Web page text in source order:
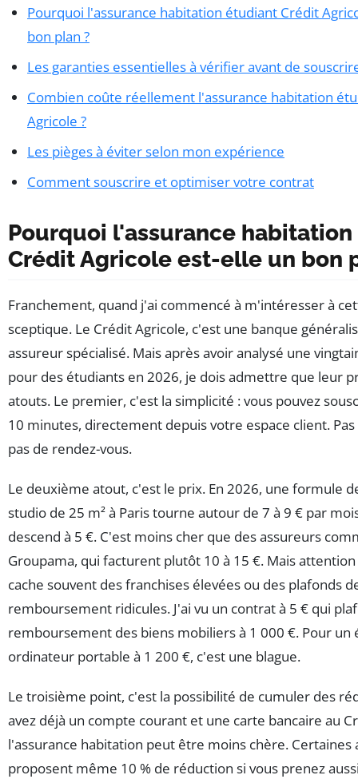
Pourquoi l'assurance habitation étudiant Crédit
bon plan ?
Les garanties essentielles à vérifier avant de
Combien coûte réellement l'assurance habitation
Agricole ?
Les pièges à éviter selon mon expérience
Comment souscrire et optimiser votre contrat
Pourquoi l'assurance
Crédit Agricole est-elle un bon
Franchement, quand j'ai commencé à m'intéresser à
sceptique. Le Crédit Agricole, c'est une banque
assureur spécialisé. Mais après avoir analysé une
pour des étudiants en 2026, je dois admettre que leur
atouts. Le premier, c'est la simplicité : vous pouvez
10 minutes, directement depuis votre espace client.
pas de rendez-vous.
Le deuxième atout, c'est le prix. En 2026, une formule
studio de 25 m² à Paris tourne autour de 7 à 9 € par
descend à 5 €. C'est moins cher que des assureurs
Groupama, qui facturent plutôt 10 à 15 €. Mais
cache souvent des franchises élevées ou des plafonds
remboursement ridicules. J'ai vu un contrat à 5 € qui
remboursement des biens mobiliers à 1 000 €. Pour un
ordinateur portable à 1 200 €, c'est une blague.
Le troisième point, c'est la possibilité de cumuler des
avez déjà un compte courant et une carte bancaire au
l'assurance habitation peut être moins chère. Certaines
proposent même 10 % de réduction si vous prenez